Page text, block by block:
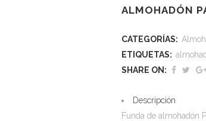
ALMOHADÓN
CATEGORÍAS:
ETIQUETAS:
SHARE ON:
Descripción
Funda de almohadón